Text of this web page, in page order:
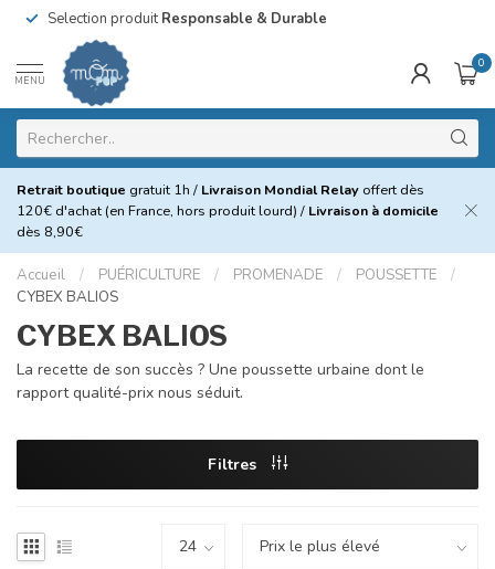
Selection produitResponsable & Durable
MENU
0
Retrait boutique gratuit 1h / Livraison Mondial Relay offert dès
120€ d'achat (en France, hors produit lourd) / Livraison à domicile
dès 8,90€
Accueil / PUÉRICULTURE / PROMENADE / POUSSETTE
/
CYBEX BALIOS
CYBEX BALIOS
La recette de son succès ? Une poussette urbaine dont le
rapport qualité-prix nous séduit.
Filtres